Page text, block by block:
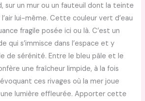
sur un mur ou un fauteuil dont la teinte
lui-même. Cette couleur vert d’eau
fragile posée ici ou là. C’est un
qui s’immisce dans l’espace et y
de sérénité. Entre le bleu pâle et le
une fraîcheur limpide, à la fois
ces rivages où la mer joue
une lumière effleurée. Apporter cette